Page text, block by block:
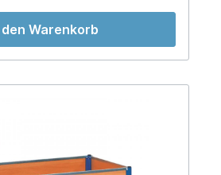
den Warenkorb